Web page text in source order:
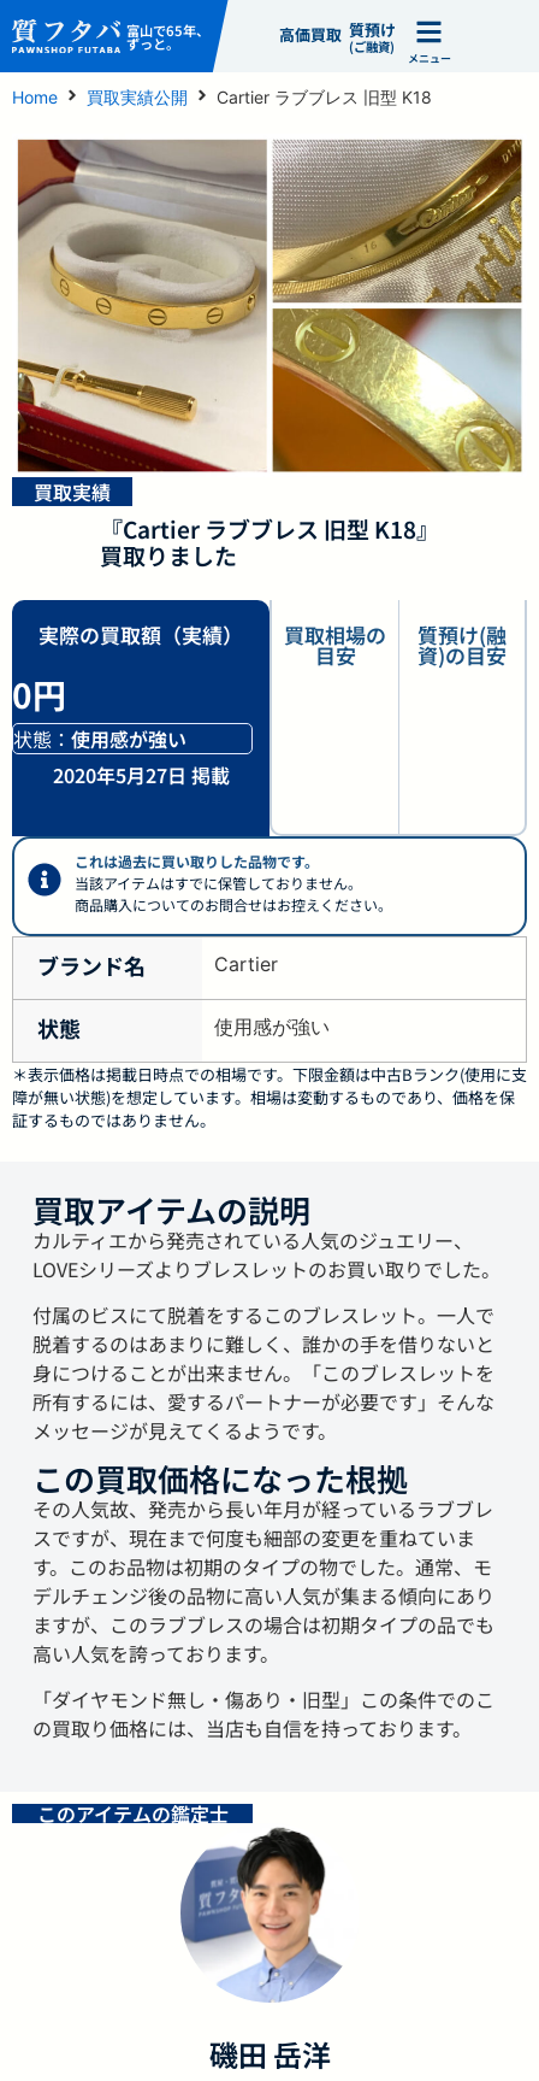
富山で65年、
ずっと。 高価買取 質預け
(ご融資)
メニュー
Home 買取実績公開 Cartier ラブブレス 旧型 K18
買取実績
『Cartier ラブブレス 旧型 K18』
買取りました
実際の買取額（実績）
0円
状態： 使用感が強い
2020年5月27日 掲載
買取相場の
目安
質預け(融
資)の目安
これは過去に買い取りした品物です。
当該アイテムはすでに保管しておりません。
商品購入についてのお問合せはお控えください。
ブランド名 Cartier
状態 使用感が強い
＊表示価格は掲載日時点での相場です。下限金額は中古Bランク(使用に支
障が無い状態)を想定しています。相場は変動するものであり、価格を保
証するものではありません。
買取アイテムの説明
カルティエから発売されている人気のジュエリー、
LOVEシリーズよりブレスレットのお買い取りでした。
付属のビスにて脱着をするこのブレスレット。一人で
脱着するのはあまりに難しく、誰かの手を借りないと
身につけることが出来ません。「このブレスレットを
所有するには、愛するパートナーが必要です」そんな
メッセージが見えてくるようです。
この買取価格になった根拠
その人気故、発売から長い年月が経っているラブブレ
スですが、現在まで何度も細部の変更を重ねていま
す。このお品物は初期のタイプの物でした。通常、モ
デルチェンジ後の品物に高い人気が集まる傾向にあり
ますが、このラブブレスの場合は初期タイプの品でも
高い人気を誇っております。
「ダイヤモンド無し・傷あり・旧型」この条件でのこ
の買取り価格には、当店も自信を持っております。
このアイテムの鑑定士
磯田 岳洋